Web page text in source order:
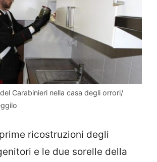
Carabinieri nella casa degli orrori/
ricostruzioni degli
e le due sorelle della